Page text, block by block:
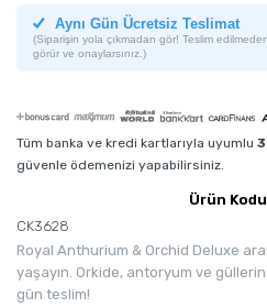
Aynı Gün Ücretsiz Teslimat
(Siparişin yola çıkmadan gör! Teslim
görür ve onaylarsınız.)
Tüm banka ve kredi kartlarıyla uyumlu
güvenle ödemenizi yapabilirsiniz.
Ürün
CK3628
Royal Anthurium & Orchid Deluxe
yaşayın. Orkide, antoryum ve
gün teslim!